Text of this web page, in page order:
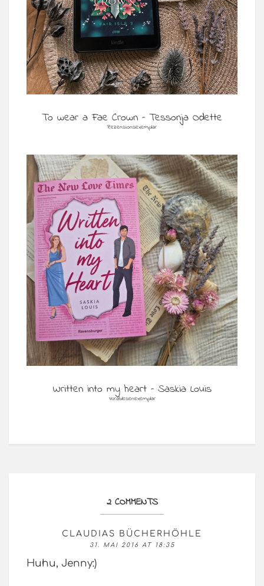
To wear a Fae Crown – Tessonja Odette
Rezensionsexemplar
Written into my heart – Saskia Louis
Vorablesenexemplar
2 COMMENTS
CLAUDIAS BÜCHERHÖHLE
31. MAI 2016 AT 18:35
Huhu, Jenny:)